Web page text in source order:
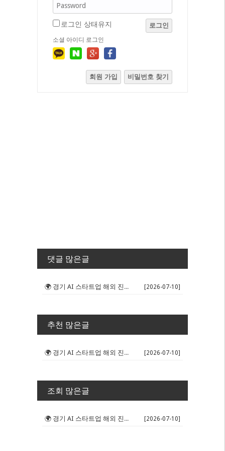
로그인 상태유지 로그인
소셜 아이디 로그인
회원 가입 비밀번호 찾기
댓글 많은글
🌍 경기 AI 스타트업 해외 진출 판... [2026-07-10]
추천 많은글
🌍 경기 AI 스타트업 해외 진출 판... [2026-07-10]
조회 많은글
🌍 경기 AI 스타트업 해외 진출 판... [2026-07-10]